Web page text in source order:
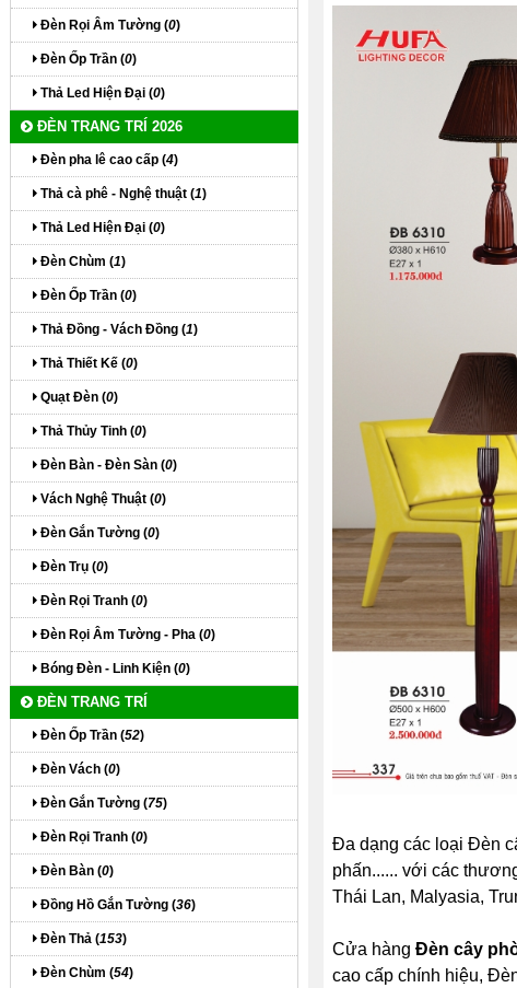
Đa dạng các loại Đèn
phấn...... với các
Thái Lan, Malyasia,
Cửa hàng Đèn cây
cao cấp chính hiệu,
Đèn Rọi Âm Tường (0)
Đèn Ốp Trần (0)
Thả Led Hiện Đại (0)
ĐÈN TRANG TRÍ 2026
Đèn pha lê cao cấp (4)
Thả cà phê - Nghệ thuật (1)
Thả Led Hiện Đại (0)
Đèn Chùm (1)
Đèn Ốp Trần (0)
Thả Đồng - Vách Đồng (1)
Thả Thiết Kế (0)
Quạt Đèn (0)
Thả Thủy Tinh (0)
Đèn Bàn - Đèn Sàn (0)
Vách Nghệ Thuật (0)
Đèn Gắn Tường (0)
Đèn Trụ (0)
Đèn Rọi Tranh (0)
Đèn Rọi Âm Tường - Pha (0)
Bóng Đèn - Linh Kiện (0)
ĐÈN TRANG TRÍ
Đèn Ốp Trần (52)
Đèn Vách (0)
Đèn Gắn Tường (75)
Đèn Rọi Tranh (0)
Đèn Bàn (0)
Đồng Hồ Gắn Tường (36)
Đèn Thả (153)
Đèn Chùm (54)